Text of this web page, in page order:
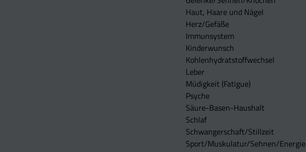
Haut, Haare und Nägel
Herz/Gefäße
Immunsystem
Kinderwunsch
Kohlenhydratstoffwechsel
Leber
Müdigkeit (Fatigue)
Psyche
Säure-Basen-Haushalt
Schlaf
Schwangerschaft/Stillzeit
Sport/Muskulatur/Sehnen/Energie